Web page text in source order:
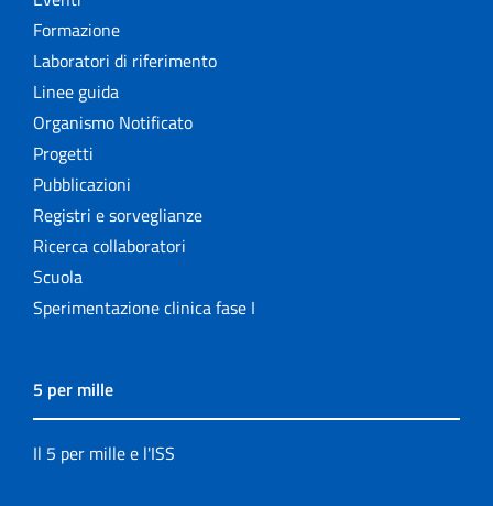
Formazione
Laboratori di riferimento
Linee guida
Organismo Notificato
Progetti
Pubblicazioni
Registri e sorveglianze
Ricerca collaboratori
Scuola
Sperimentazione clinica fase I
5 per mille
Il 5 per mille e l'ISS